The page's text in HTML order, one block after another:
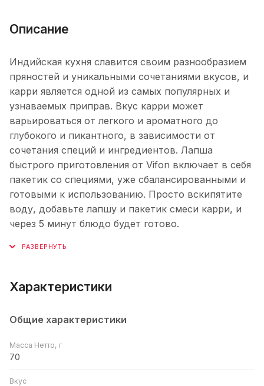
Описание
Индийская кухня славится своим разнообразием
пряностей и уникальными сочетаниями вкусов, и
карри является одной из самых популярных и
узнаваемых приправ. Вкус карри может
варьироваться от легкого и ароматного до
глубокого и пикантного, в зависимости от
сочетания специй и ингредиентов. Лапша
быстрого приготовления от Vifon включает в себя
пакетик со специями, уже сбалансированными и
готовыми к использованию. Просто вскипятите
воду, добавьте лапшу и пакетик смеси карри, и
через 5 минут блюдо будет готово.
Характеристики
Общие характеристики
Масса Нетто, г
70
Вкус